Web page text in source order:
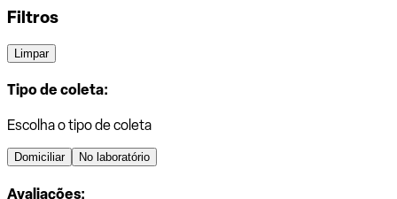
Filtros
Limpar
Tipo de coleta:
Escolha o tipo de coleta
Domiciliar No laboratório
Avaliações: